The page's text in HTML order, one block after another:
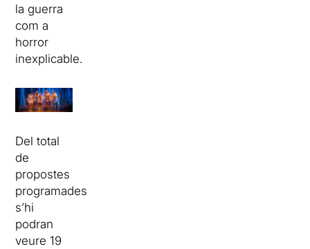
la guerra
com a
horror
inexplicable.
Del total
de
propostes
programades,
s’hi
podran
veure 19